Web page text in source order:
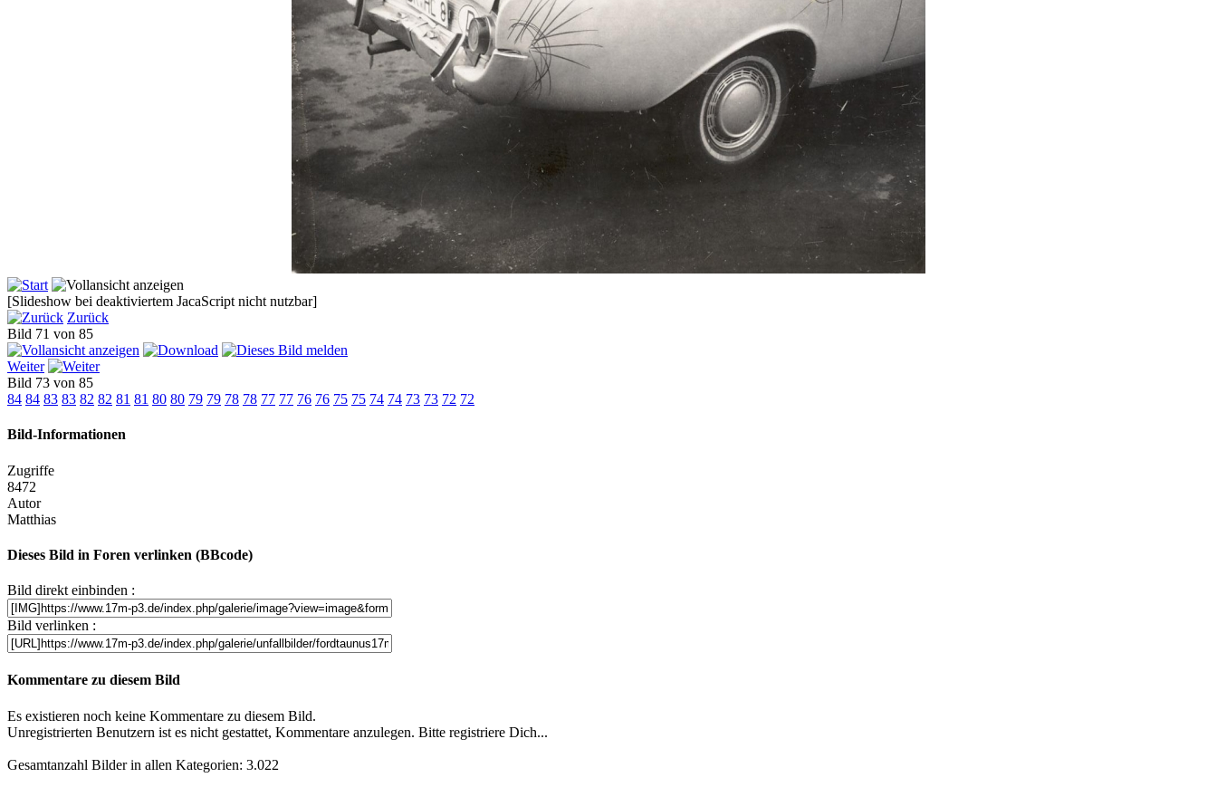
[Slideshow bei deaktiviertem JacaScript nicht nutzbar]
Zurück
Bild 71 von 85
Weiter
Bild 73 von 85
84 84 83 83 82 82 81 81 80 80 79 79 78 78 77 77 76 76 75 75 74 74 73 73 72 72
Bild-Informationen
Zugriffe
8472
Autor
Matthias
Dieses Bild in Foren verlinken (BBcode)
Bild direkt einbinden :
Bild verlinken :
Kommentare zu diesem Bild
Es existieren noch keine Kommentare zu diesem Bild.
Unregistrierten Benutzern ist es nicht gestattet, Kommentare anzulegen. Bitte registriere Dich...
Gesamtanzahl Bilder in allen Kategorien: 3.022